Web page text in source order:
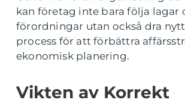
kan företag inte bara följa lagar
förordningar utan också dra
process för att förbättra
ekonomisk planering.
Vikten av Korrekt